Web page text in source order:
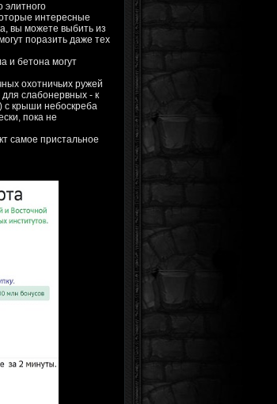
элитного
интересные
вы можете выбить из
поразить даже тех
и бетона могут
охотничьих ружей
слабонервных - к
с крыши небоскреба
пока не
самое пристальное